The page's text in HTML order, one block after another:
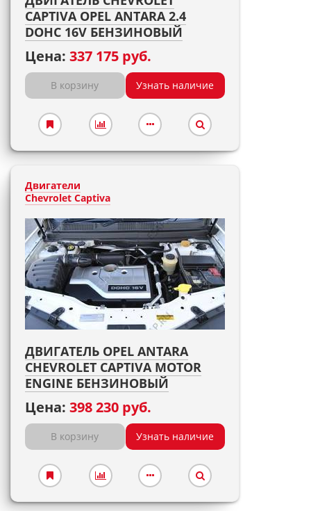
CAPTIVA OPEL ANTARA 2.4
DOHC 16V БЕНЗИНОВЫЙ
Цена: 337 175 руб.
В корзину Узнать наличие
Двигатели
Chevrolet Captiva
ДВИГАТЕЛЬ OPEL ANTARA
CHEVROLET CAPTIVA MOTOR
ENGINE БЕНЗИНОВЫЙ
Цена: 398 230 руб.
В корзину Узнать наличие